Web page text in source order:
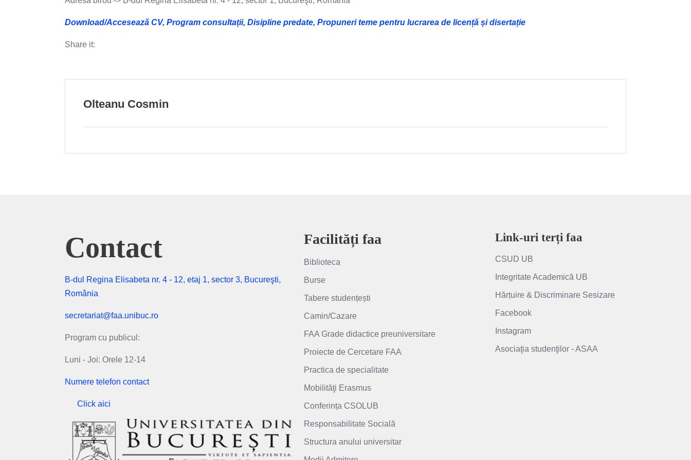
Download/Accesează CV, Program consultații, Disipline predate, Propuneri teme pentru lucrarea de licență și disertație
Share it:
Olteanu Cosmin
Contact
B-dul Regina Elisabeta nr. 4 - 12, etaj 1, sector 3, Bucureşti,
România
secretariat@faa.unibuc.ro
Program cu publicul:
Luni - Joi: Orele 12-14
Numere telefon contact
Click aici
Facilități faa
Biblioteca
Burse
Tabere studențești
Camin/Cazare
FAA Grade didactice preuniversitare
Proiecte de Cercetare FAA
Practica de specialitate
Mobilităţi Erasmus
Conferința CSOLUB
Responsabilitate Socială
Structura anului universitar
Link-uri terți faa
CSUD UB
Integritate Academică UB
Hărțuire & Discriminare Sesizare
Facebook
Instagram
Asociaţia studenţilor - ASAA